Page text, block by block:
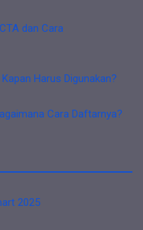
dan Cara
Harus Digunakan?
Cara Daftarnya?
2025